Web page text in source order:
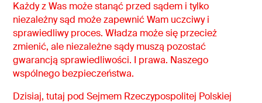
Każdy z Was może stanąć przed sądem i tylko
niezależny sąd może zapewnić Wam uczciwy i
sprawiedliwy proces. Władza może się przecież
zmienić, ale niezależne sądy muszą pozostać
gwarancją sprawiedliwości. I prawa. Naszego
wspólnego bezpieczeństwa.
Dzisiaj, tutaj pod Sejmem Rzeczypospolitej Polskiej